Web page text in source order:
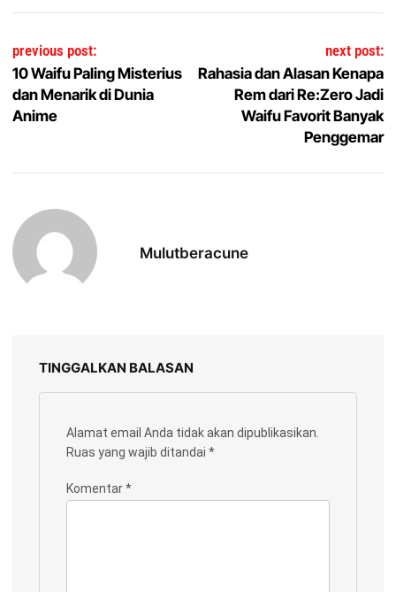
Navigasi pos
previous post:
10 Waifu Paling Misterius
dan Menarik di Dunia
Anime
next post:
Rahasia dan Alasan Kenapa
Rem dari Re:Zero Jadi
Waifu Favorit Banyak
Penggemar
Mulutberacune
TINGGALKAN BALASAN
Alamat email Anda tidak akan dipublikasikan.
Ruas yang wajib ditandai *
Komentar*